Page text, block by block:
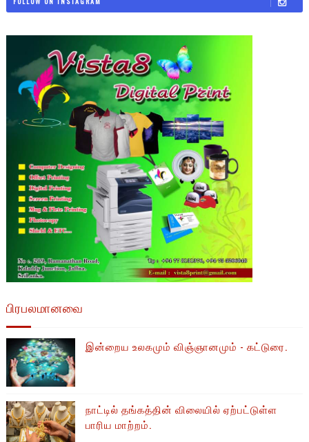
பிரபலமானவை
இன்றைய உலகமும் விஞ்ஞானமும் - கட்டுரை.
நாட்டில் தங்கத்தின் விலையில் ஏற்பட்டுள்ள
பாரிய மாற்றம்.